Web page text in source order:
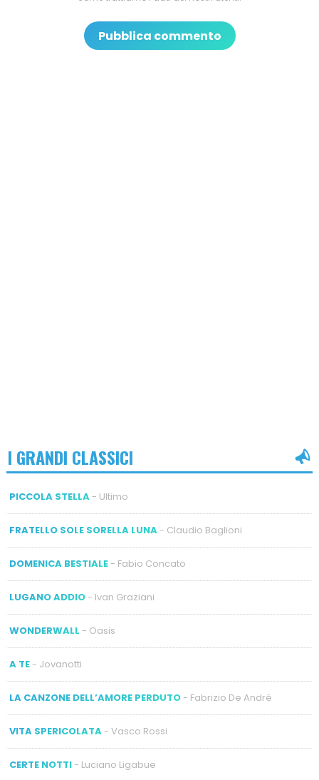
I GRANDI CLASSICI
PICCOLA STELLA- Ultimo
FRATELLO SOLE SORELLA LUNA- Claudio Baglioni
DOMENICA BESTIALE- Fabio Concato
LUGANO ADDIO- Ivan Graziani
WONDERWALL - Oasis
A TE- Jovanotti
LA CANZONE DELL’AMORE PERDUTO- Fabrizio De André
VITA SPERICOLATA- Vasco Rossi
CERTE NOTTI- Luciano Ligabue